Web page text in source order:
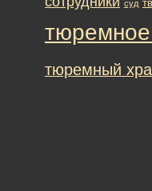
суд
тюремный